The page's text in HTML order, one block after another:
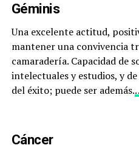
Géminis
Una excelente actitud,
mantener una convivencia
camaradería. Capacidad de
intelectuales y estudios, y
del éxito; puede ser además.
Cáncer